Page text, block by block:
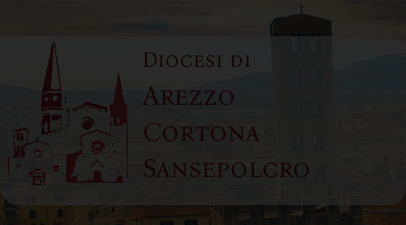
content
Diocesi di
Arezzo
Cortona
Sansepolcro